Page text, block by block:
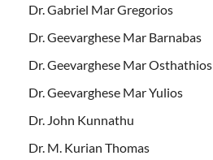
Dr. Gabriel Mar Gregorios
Dr. Geevarghese Mar Barnabas
Dr. Geevarghese Mar Osthathios
Dr. Geevarghese Mar Yulios
Dr. John Kunnathu
Dr. M. Kurian Thomas